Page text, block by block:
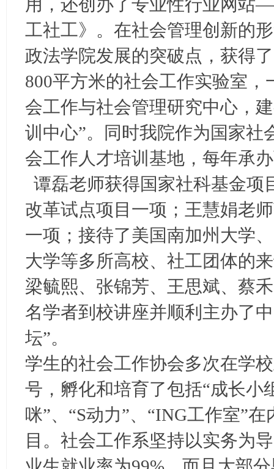
用，还创办了专业性行业网站
工社工》。在社会管理创新的
政法学院发展的突破点，获得
800平方米的社会工作实验室
会工作与社会管理研究中心，
训中心”。同时我院作为国家社
会工作人才培训基地，每年承
谭磊老师获得国家社科基金项
改革试点项目一项；王慧娟老
一项；接待了美国南加州大学
大学等多所高校、社工团体的
梁毓熙、张锦芳、王思斌、蔡
名学者到校讲座并顺利主办了
坛”。
学生的社会工作协会多次在学
号，孵化和培育了包括“成长小
咪”、“S动力”、“ING工作室”
目。社会工作系坚持以实务为